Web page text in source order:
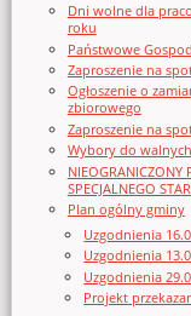
Dni wolne dla
roku
Państwowe
Zaproszenie na
Ogłoszenie o
zbiorowego
Zaproszenie na
Wybory do
NIEOGRANICZONY
SPECJALNEGO
Plan ogólny gminy
Uzgodnienia
Uzgodnienia
Uzgodnienia
Projekt